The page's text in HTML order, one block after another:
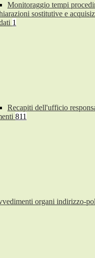
Monitoraggio tempi
sostitutive e
1
Recapiti dell'ufficio
811
organi indirizzo-